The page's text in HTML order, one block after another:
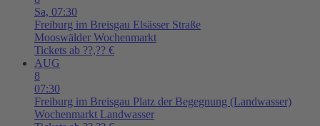
Sa, 07:30
Freiburg im Breisgau Elsässer Straße
Mooswälder Wochenmarkt
Tickets ab ??,?? €
AUG
8
07:30
Freiburg im Breisgau Platz der Begegnung (Landwasser)
Wochenmarkt Landwasser